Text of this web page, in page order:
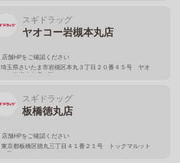
スギドラッグ
ヤオコー岩槻本丸店
店舗HPをご確認ください
埼玉県さいたま市岩槻区本丸３丁目２０番４５号 ヤオ
コー岩槻本丸店２階
スギドラッグ
板橋徳丸店
店舗HPをご確認ください
東京都板橋区徳丸三丁目４１番２１号 トックマルット
１階